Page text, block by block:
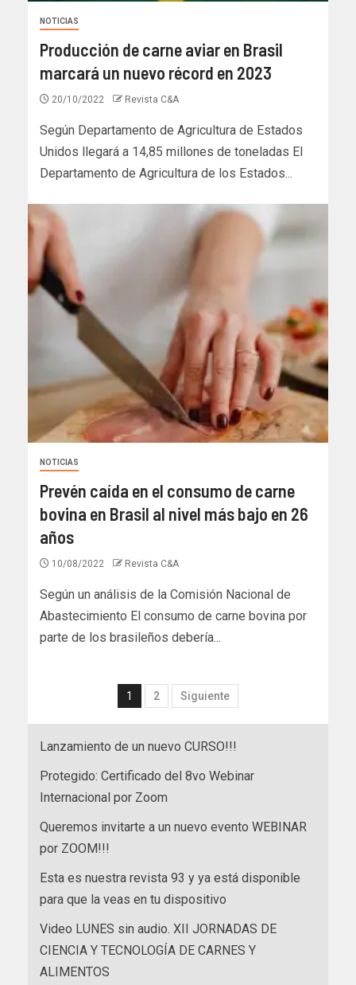
NOTICIAS
Producción de carne aviar en Brasil
marcará un nuevo récord en 2023
20/10/2022 Revista C&A
Según Departamento de Agricultura de Estados
Unidos llegará a 14,85 millones de toneladas El
Departamento de Agricultura de los Estados...
NOTICIAS
Prevén caída en el consumo de carne
bovina en Brasil al nivel más bajo en 26
años
10/08/2022 Revista C&A
Según un análisis de la Comisión Nacional de
Abastecimiento El consumo de carne bovina por
parte de los brasileños debería...
1 2 Siguiente
Lanzamiento de un nuevo CURSO!!!
Protegido: Certificado del 8vo Webinar
Internacional por Zoom
Queremos invitarte a un nuevo evento WEBINAR
por ZOOM!!!
Esta es nuestra revista 93 y ya está disponible
para que la veas en tu dispositivo
Video LUNES sin audio. XII JORNADAS DE
CIENCIA Y TECNOLOGÍA DE CARNES Y
ALIMENTOS